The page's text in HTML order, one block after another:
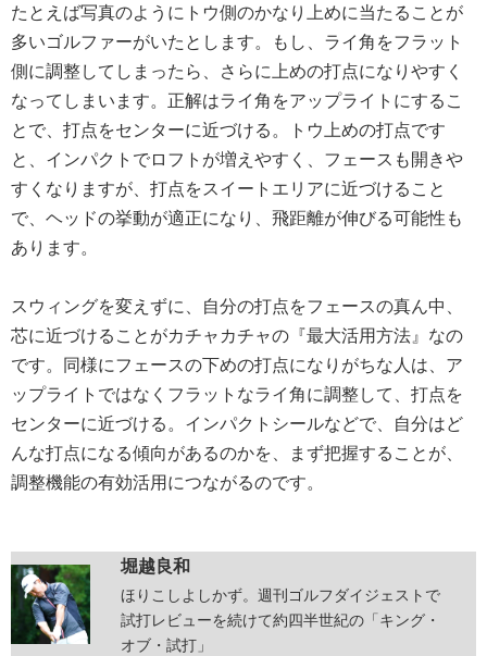
たとえば写真のようにトウ側のかなり上めに当たることが
多いゴルファーがいたとします。もし、ライ角をフラット
側に調整してしまったら、さらに上めの打点になりやすく
なってしまいます。正解はライ角をアップライトにするこ
とで、打点をセンターに近づける。トウ上めの打点です
と、インパクトでロフトが増えやすく、フェースも開きや
すくなりますが、打点をスイートエリアに近づけること
で、ヘッドの挙動が適正になり、飛距離が伸びる可能性も
あります。
スウィングを変えずに、自分の打点をフェースの真ん中、
芯に近づけることがカチャカチャの『最大活用方法』なの
です。同様にフェースの下めの打点になりがちな人は、ア
ップライトではなくフラットなライ角に調整して、打点を
センターに近づける。インパクトシールなどで、自分はど
んな打点になる傾向があるのかを、まず把握することが、
調整機能の有効活用につながるのです。
堀越良和
ほりこしよしかず。週刊ゴルフダイジェストで
試打レビューを続けて約四半世紀の「キング・
オブ・試打」